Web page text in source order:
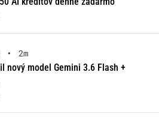
•
2m
nový model Gemini 3.6 Flash +